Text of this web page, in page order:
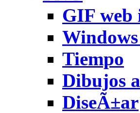
GIF web
Tiempo
Dibujos
DiseÃ±ar